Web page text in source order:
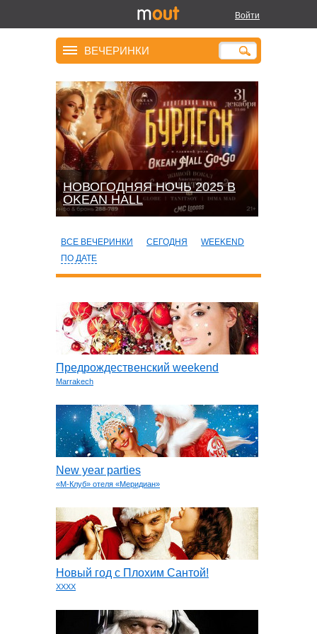
Войти
ВЕЧЕРИНКИ
НОВОГОДНЯЯ НОЧЬ 2025 В
OKEАN HALL
ВСЕ ВЕЧЕРИНКИ СЕГОДНЯ
WEEKEND
ПО ДАТЕ
Предрождественский weekend
Marrakech
New year parties
«М-Клуб» отеля «Меридиан»
Новый год с Плохим Сантой!
XXXX